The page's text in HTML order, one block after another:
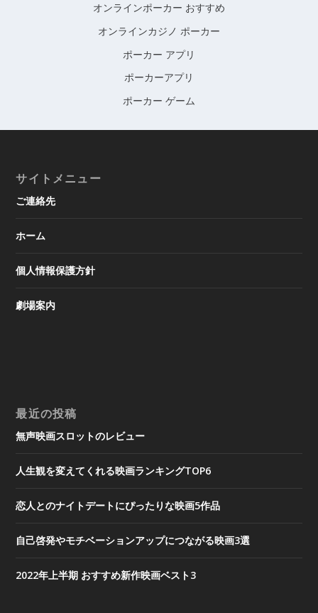
オンラインポーカー おすすめ
オンラインカジノ ポーカー
ポーカー アプリ
ポーカーアプリ
ポーカー ゲーム
サイトメニュー
ご連絡先
ホーム
個人情報保護方針
劇場案内
最近の投稿
無声映画スロットのレビュー
人生観を変えてくれる映画ランキングTOP6
恋人とのナイトデートにぴったりな映画5作品
自己啓発やモチベーションアップにつながる映画3選
2022年上半期 おすすめ新作映画ベスト3